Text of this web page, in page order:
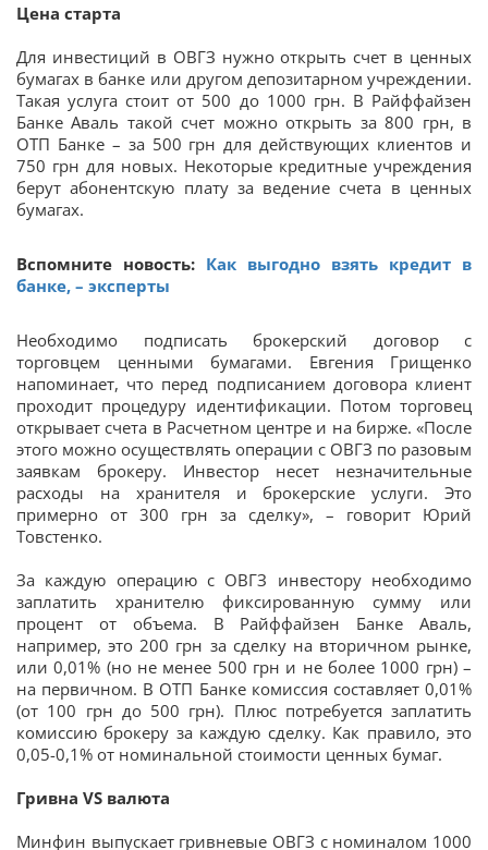
Цена старта
Для инвестиций в ОВГЗ нужно открыть счет в ценных
бумагах в банке или другом депозитарном учреждении.
Такая услуга стоит от 500 до 1000 грн. В Райффайзен
Банке Аваль такой счет можно открыть за 800 грн, в
ОТП Банке – за 500 грн для действующих клиентов и
750 грн для новых. Некоторые кредитные учреждения
берут абонентскую плату за ведение счета в ценных
бумагах.
Вспомните новость: Как выгодно взять кредит в
банке, – эксперты
Необходимо подписать брокерский договор с
торговцем ценными бумагами. Евгения Грищенко
напоминает, что перед подписанием договора клиент
проходит процедуру идентификации. Потом торговец
открывает счета в Расчетном центре и на бирже. «После
этого можно осуществлять операции с ОВГЗ по разовым
заявкам брокеру. Инвестор несет незначительные
расходы на хранителя и брокерские услуги. Это
примерно от 300 грн за сделку», – говорит Юрий
Товстенко.
За каждую операцию с ОВГЗ инвестору необходимо
заплатить хранителю фиксированную сумму или
процент от объема. В Райффайзен Банке Аваль,
например, это 200 грн за сделку на вторичном рынке,
или 0,01% (но не менее 500 грн и не более 1000 грн) –
на первичном. В ОТП Банке комиссия составляет 0,01%
(от 100 грн до 500 грн). Плюс потребуется заплатить
комиссию брокеру за каждую сделку. Как правило, это
0,05-0,1% от номинальной стоимости ценных бумаг.
Гривна VS валюта
Минфин выпускает гривневые ОВГЗ с номиналом 1000